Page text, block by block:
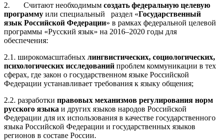
2.
Считают необходимым создать федеральную целевую
программу или специальный раздел «Государственный
язык Российской Федерации» в рамках федеральной целевой
программы «Русский язык» на 2016–2020 годы для
обеспечения:
2.1. широкомасштабных лингвистических, социологических,
психологических исследований проблем коммуникации в тех
сферах, где закон о государственном языке Российской
Федерации устанавливает требования к языку общения;
2.2. разработки правовых механизмов регулирования норм
русского языка и других языков народов Российской
Федерации для их использования в качестве государственного
языка Российской Федерации и государственных языков
регионов в составе России.